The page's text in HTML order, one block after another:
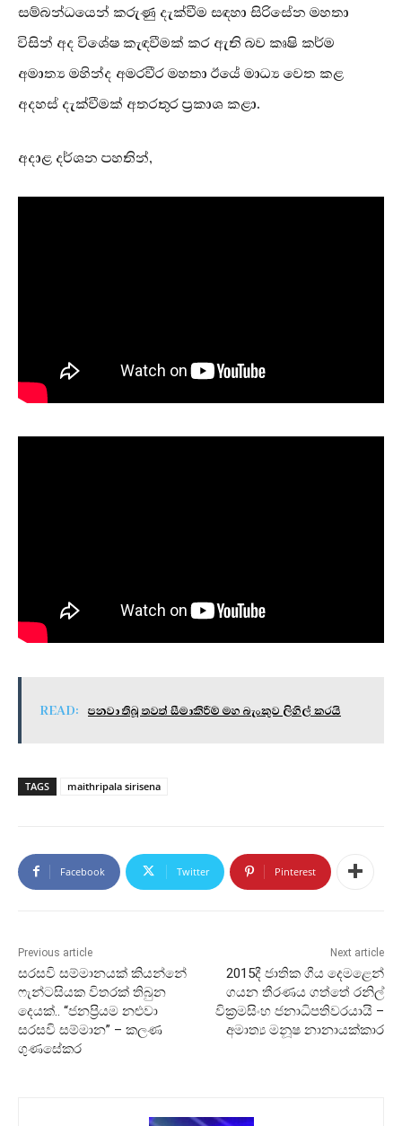
සම්බන්ධයෙන් කරුණු දැක්වීම සඳහා සිරිසේන මහතා
විසින් අද විශේෂ කැඳවීමක් කර ඇති බව කෘෂි කර්ම
අමාත්‍ය මහින්ද අමරවීර මහතා ඊයේ මාධ්‍ය වෙත කළ
අදහස් දැක්වීමක් අතරතුර ප්‍රකාශ කළා.
අදාළ දර්ශන පහතින්,
READ: පනවා තිබූ තවත් සීමාකිරීම් මහ බැංකුව ලිහිල් කරයි
TAGS maithripala sirisena
Facebook Twitter Pinterest
Previous article
සරසවි සම්මානයක් කියන්නේ
ෆැන්ටසියක විතරක් තිබුන
දෙයක්.. “ජනප්‍රියම නළුවා
සරසවි සම්මාන” – කලණ
ගුණසේකර
Next article
2015දී ජාතික ගීය දෙමළෙන්
ගයන තීරණය ගත්තේ රනිල්
වික්‍රමසිංහ ජනාධිපතිවරයායි –
අමාත්‍ය මනූෂ නානායක්කාර